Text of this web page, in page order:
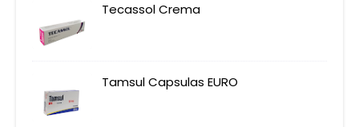
Tecassol Crema
Tamsul Capsulas EURO